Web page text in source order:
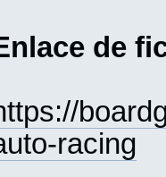
de
racing